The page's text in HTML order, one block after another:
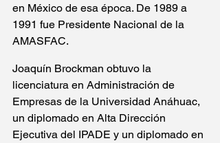
en México de esa época. De 1989 a
1991 fue Presidente Nacional de la
AMASFAC.
Joaquín Brockman obtuvo la
licenciatura en Administración de
Empresas de la Universidad Anáhuac,
un diplomado en Alta Dirección
Ejecutiva del IPADE y un diplomado en